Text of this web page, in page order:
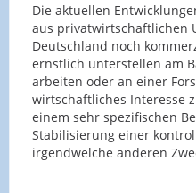
Die aktuellen
aus privatwirtschaftlichen
Deutschland noch
ernstlich unterstellen am
arbeiten oder an einer
wirtschaftliches Interesse
einem sehr spezifischen
Stabilisierung einer
irgendwelche anderen